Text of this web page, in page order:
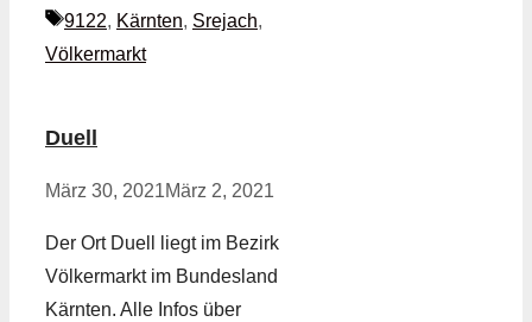
Schlagwörter
9122, Kärnten, Srejach,
Völkermarkt
Duell
März 30, 2021März 2, 2021
Der Ort Duell liegt im Bezirk
Völkermarkt im Bundesland
Kärnten. Alle Infos über